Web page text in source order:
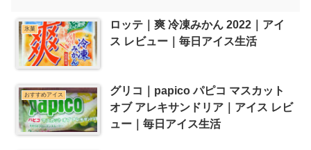
氷菓
ロッテ｜爽 冷凍みかん 2022｜アイ
ス レビュー｜毎日アイス生活
おすすめアイス
グリコ｜papico パピコ マスカット
オブ アレキサンドリア｜アイス レビ
ュー｜毎日アイス生活